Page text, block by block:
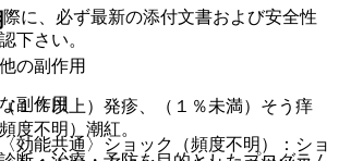
の副作用
１％以上）発疹、（１％未満）そう痒
度不明）潮紅。
副作用
効能共通〉ショック（頻度不明）：ショ
に、必ず最新の添付文書および安全性
下さい。